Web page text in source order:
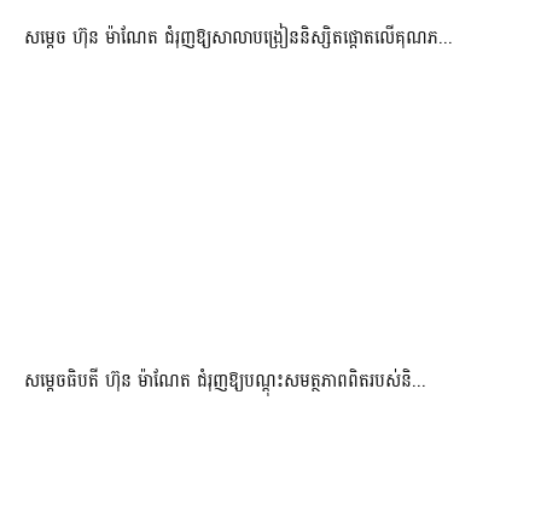
សម្តេច ហ៊ុន ម៉ាណែត ជំរុញឱ្យសាលាបង្រៀននិស្សិតផ្តោតលើគុណភ...
សម្តេចធិបតី ហ៊ុន ម៉ាណែត ជំរុញឱ្យបណ្តុះសមត្ថភាពពិតរបស់និ...